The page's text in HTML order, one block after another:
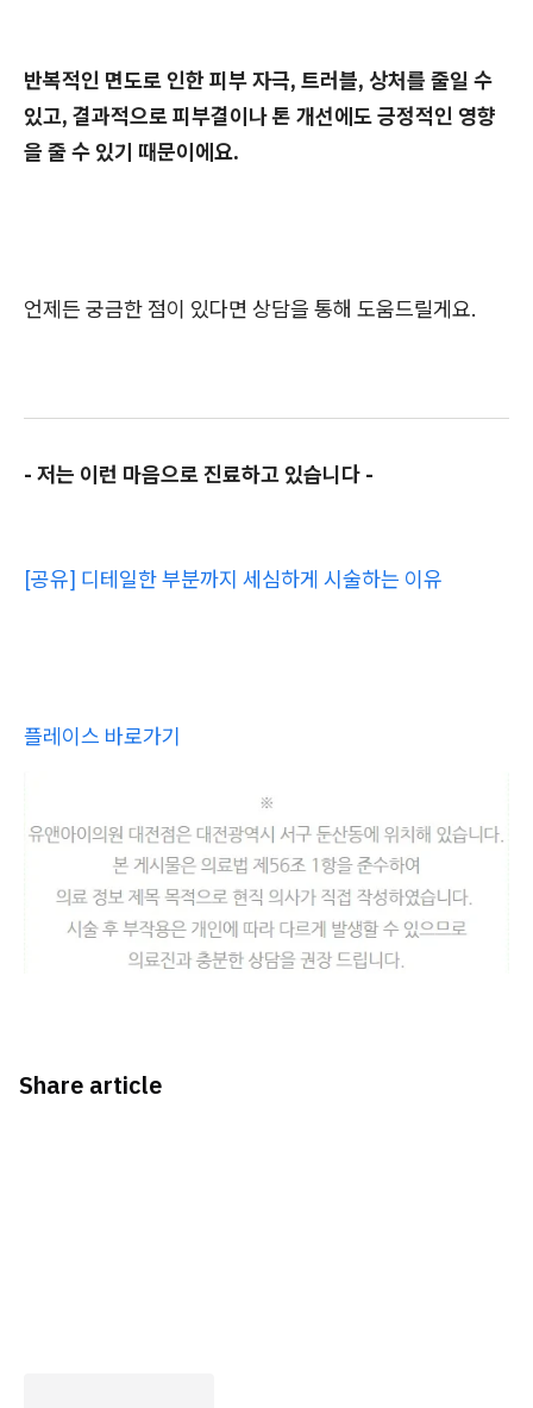
반복적인 면도로 인한 피부 자극, 트러블, 상처를 줄일 수
있고, 결과적으로 피부결이나 톤 개선에도 긍정적인 영향
을 줄 수 있기 때문이에요.
언제든 궁금한 점이 있다면 상담을 통해 도움드릴게요.
- 저는 이런 마음으로 진료하고 있습니다 -
[공유] 디테일한 부분까지 세심하게 시술하는 이유
플레이스 바로가기
Share article